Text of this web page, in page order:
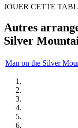
JOUER CETTE
Autres
Silver
Man on the Silver